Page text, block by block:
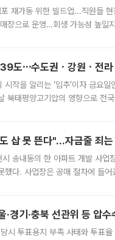
재가동 위한 빌드업...직원들
장으로 운영…회생 가능성 높일
도⋯수도권ㆍ강원ㆍ전
시작을 알리는 ‘입추’이자 금요
북태평양고기압의 영향으로 전
삽 못 뜬다"…자금줄 죄
시 송내동의 한 아파트 개발 사
했다. 사업장은 공매 절차에 들
·경기·충북 선관위 등 압
시 투표용지 부족 사태와 투표